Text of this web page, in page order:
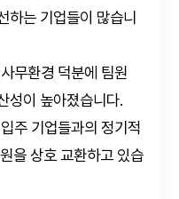
하는 기업들이 많습니
무환경 덕분에 팀원
성이 높아졌습니다.
주 기업들과의 정기적
을 상호 교환하고 있습